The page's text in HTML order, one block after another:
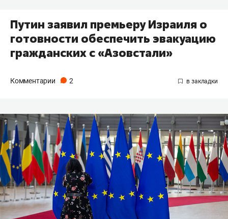
Путин заявил премьеру Израиля о
готовности обеспечить эвакуацию
гражданских с «Азовстали»
Комментарии 2